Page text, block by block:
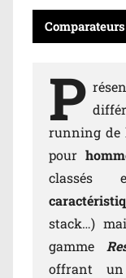
Comparateurs
P
running de
pour
classés
stack…)
gamme
offrant